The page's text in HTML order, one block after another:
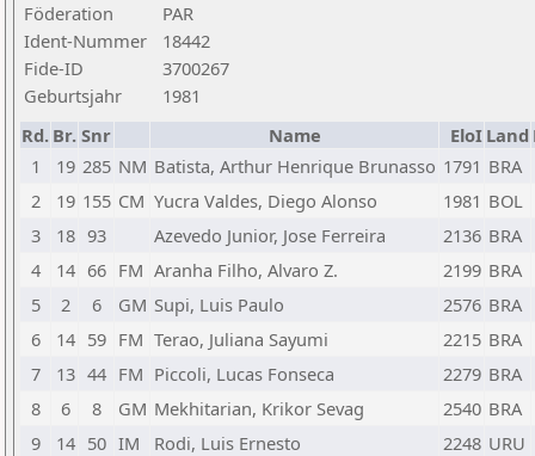
Föderation
PAR
Ident-Nummer
18442
Fide-ID
3700267
Geburtsjahr
1981
Rd. Br. Snr Name EloI Land
1
19 285 NM Batista, Arthur Henrique Brunasso 1791 BRA
2
19 155 CM Yucra Valdes, Diego Alonso 1981 BOL
3
18 93 Azevedo Junior, Jose Ferreira 2136 BRA
4
14 66 FM Aranha Filho, Alvaro Z. 2199 BRA
5
2 6 GM Supi, Luis Paulo 2576 BRA
6
14 59 FM Terao, Juliana Sayumi 2215 BRA
7
13 44 FM Piccoli, Lucas Fonseca 2279 BRA
8
6 8 GM Mekhitarian, Krikor Sevag 2540 BRA
9
14 50 IM Rodi, Luis Ernesto 2248 URU